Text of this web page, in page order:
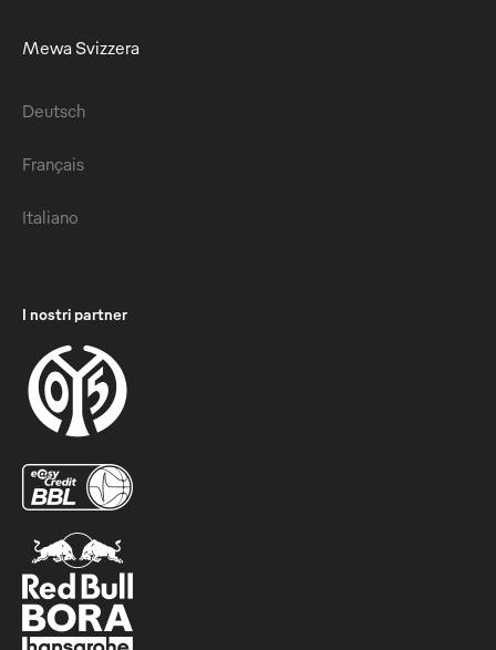
Mewa Svizzera
Deutsch
Français
Italiano
I nostri partner